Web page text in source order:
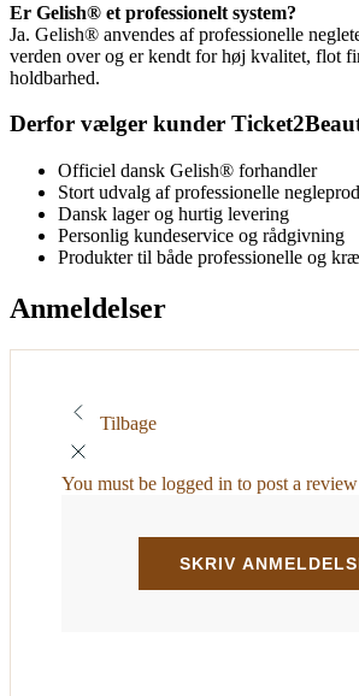
Er Gelish® et professionelt system?
Ja. Gelish® anvendes af professionelle
verden over og er kendt for høj kvalitet, flot
holdbarhed.
Derfor vælger kunder
Officiel dansk Gelish® forhandler
Stort udvalg af professionelle
Dansk lager og hurtig levering
Personlig kundeservice og rådgivning
Produkter til både professionelle og
Anmeldelser
Tilbage
You must be logged in to post a review